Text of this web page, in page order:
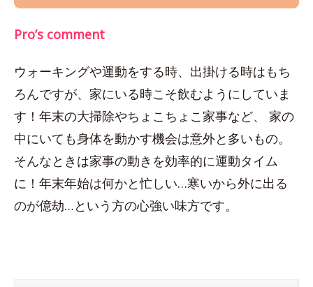
Pro’s comment
ウォーキングや運動をする時、出掛ける時はもち
ろんですが、家にいる時こそ飲むようにしていま
す！年末の大掃除やちょこちょこ家事など、 家の
中にいても身体を動かす機会は意外と多いもの。
そんなときは家事の動きを効率的に運動タイム
に！年末年始は何かと忙しい…寒いから外に出る
のが億劫…という方の心強い味方です。